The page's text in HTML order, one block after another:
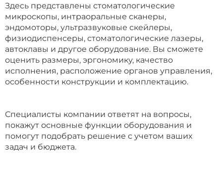
Здесь представлены стоматологические
микроскопы, интраоральные сканеры,
эндомоторы, ультразвуковые скейлеры,
физиодиспенсеры, стоматологические лазеры,
автоклавы и другое оборудование. Вы сможете
оценить размеры, эргономику, качество
исполнения, расположение органов управления,
особенности конструкции и комплектацию.
Специалисты компании ответят на вопросы,
покажут основные функции оборудования и
помогут подобрать решение с учетом ваших
задач и бюджета.